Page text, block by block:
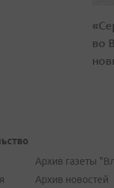
во
Архив газеты
Архив новостей